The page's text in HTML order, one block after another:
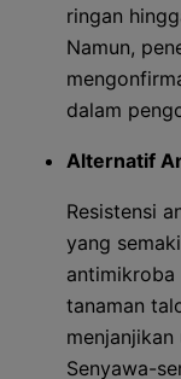
ringan
Namun,
dalam
Alternatif
Resistensi
yang
antimikroba
tanaman
Senyawa-